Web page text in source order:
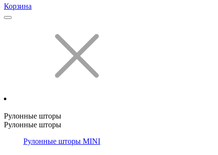
Корзина
Рулонные шторы
Рулонные шторы
Рулонные шторы MINI